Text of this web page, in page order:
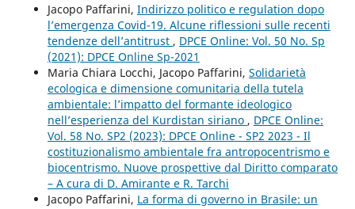
Jacopo Paffarini, Indirizzo politico e regulation dopo
l’emergenza Covid-19. Alcune riflessioni sulle recenti
tendenze dell’antitrust , DPCE Online: Vol. 50 No. Sp
(2021): DPCE Online Sp-2021
Maria Chiara Locchi, Jacopo Paffarini, Solidarietà
ecologica e dimensione comunitaria della tutela
ambientale: l’impatto del formante ideologico
nell’esperienza del Kurdistan siriano , DPCE Online:
Vol. 58 No. SP2 (2023): DPCE Online - SP2 2023 - Il
costituzionalismo ambientale fra antropocentrismo e
biocentrismo. Nuove prospettive dal Diritto comparato
– A cura di D. Amirante e R. Tarchi
Jacopo Paffarini, La forma di governo in Brasile: un